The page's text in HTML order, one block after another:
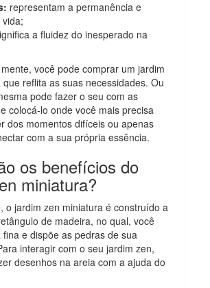
representam a permanência e
a fluidez do inesperado na
você pode comprar um jardim
reflita as suas necessidades. Ou
pode fazer o seu com as
colocá-lo onde você mais precisa
dos momentos difíceis ou apenas
com a sua própria essência.
os benefícios do
miniatura?
o jardim zen miniatura é construído a
de madeira, no qual, você
e dispõe as pedras de sua
interagir com o seu jardim zen,
desenhos na areia com a ajuda do